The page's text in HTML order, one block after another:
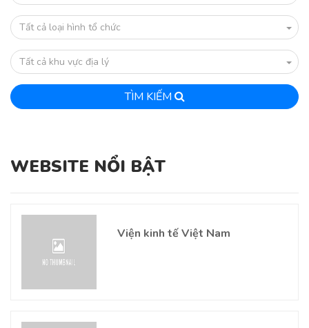
Tất cả loại hình tổ chức
Tất cả khu vực địa lý
TÌM KIẾM
WEBSITE NỔI BẬT
Viện kinh tế Việt Nam